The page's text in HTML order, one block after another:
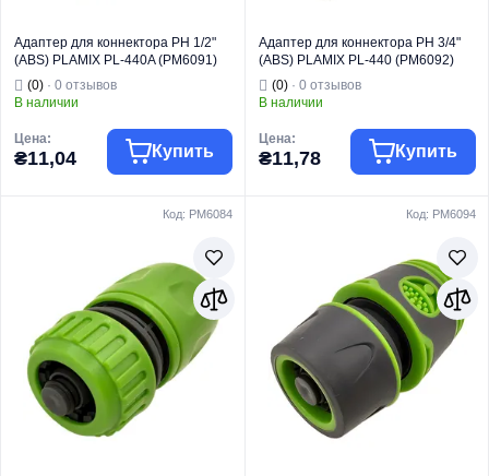
Адаптер для коннектора РН 1/2"
(ABS) PLAMIX PL-440A (PM6091)
(0) · 0 отзывов
В наличии
Цена:
₴11,04 Купить
полива
Вид изделия
Адаптер
Назначение
Для
подключения
коннекторов к
кранам или
резьбовым
соединениям
Страна бренда
Адаптер для коннектора РН 3/4"
(ABS) PLAMIX PL-440 (PM6092)
(0)· 0 отзывов
В наличии
Цена:
₴11,78 Купить
Фитинг для
полива
Вид изделия
Адаптер
Назначение
Для
подключения
коннекторов к
кранам или
резьбовым
соединениям
Страна бренда
Код: PM6084 Код: PM6094